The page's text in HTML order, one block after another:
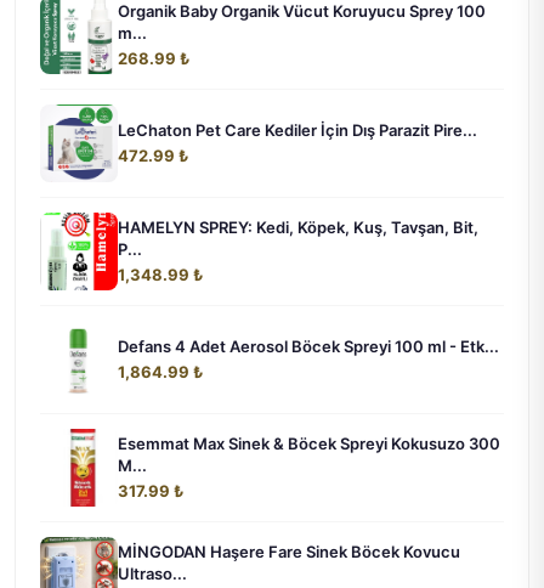
Organik Baby Organik Vücut Koruyucu Sprey 100
m...
268.99 ₺
LeChaton Pet Care Kediler İçin Dış Parazit Pire...
472.99 ₺
HAMELYN SPREY: Kedi, Köpek, Kuş, Tavşan, Bit,
P...
1,348.99 ₺
Defans 4 Adet Aerosol Böcek Spreyi 100 ml - Etk...
1,864.99 ₺
Esemmat Max Sinek & Böcek Spreyi Kokusuzo 300
M...
317.99 ₺
MİNGODAN Haşere Fare Sinek Böcek Kovucu
Ultraso...